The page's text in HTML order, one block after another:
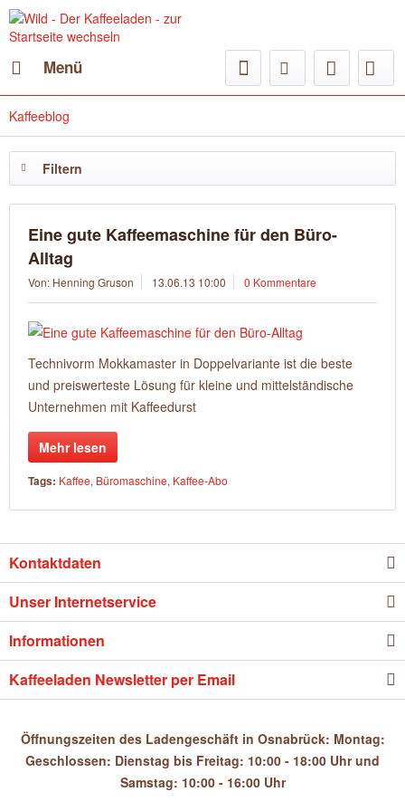
Menü
Kaffeeblog
Filtern
Eine gute Kaffeemaschine für den Büro-
Alltag
Von: Henning Gruson 13.06.13 10:00 0 Kommentare
Technivorm Mokkamaster in Doppelvariante ist die beste
und preiswerteste Lösung für kleine und mittelständische
Unternehmen mit Kaffeedurst
Mehr lesen
Tags: Kaffee, Büromaschine, Kaffee-Abo
Kontaktdaten
Unser Internetservice
Informationen
Kaffeeladen Newsletter per Email
Öffnungszeiten des Ladengeschäft in Osnabrück: Montag:
Geschlossen: Dienstag bis Freitag: 10:00 - 18:00 Uhr und
Samstag: 10:00 - 16:00 Uhr